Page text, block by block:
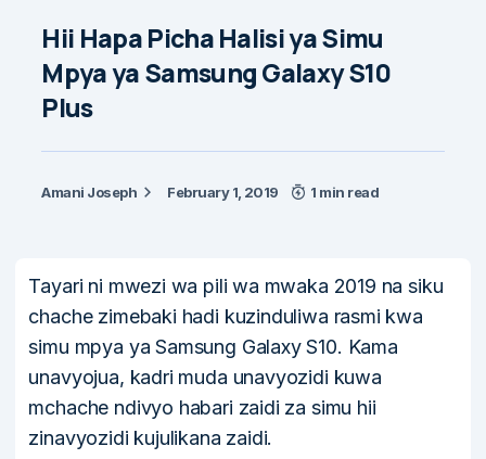
Hii Hapa Picha Halisi ya Simu
Mpya ya Samsung Galaxy S10
Plus
Amani Joseph February 1, 2019 1 min read
Tayari ni mwezi wa pili wa mwaka 2019 na siku
chache zimebaki hadi kuzinduliwa rasmi kwa
simu mpya ya Samsung Galaxy S10. Kama
unavyojua, kadri muda unavyozidi kuwa
mchache ndivyo habari zaidi za simu hii
zinavyozidi kujulikana zaidi.